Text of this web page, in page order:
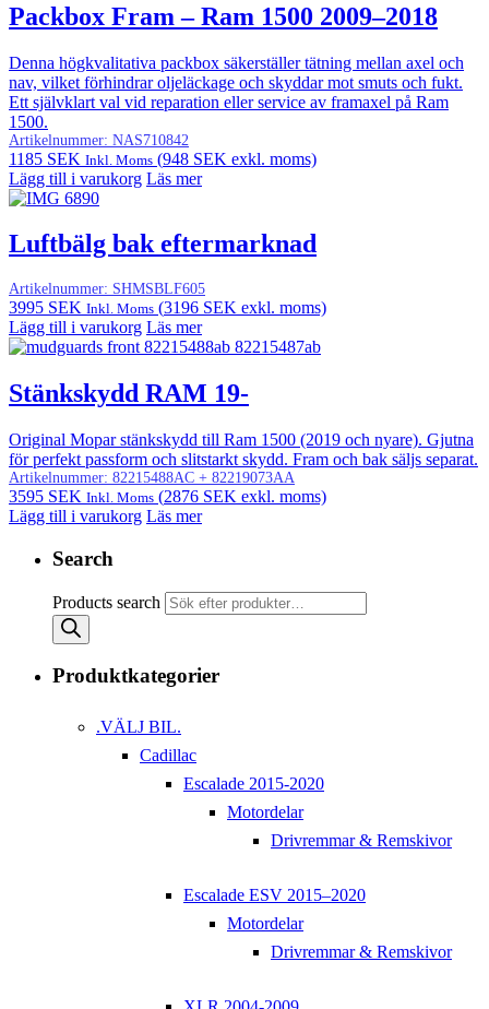
Packbox Fram – Ram 1500 2009–2018
Denna högkvalitativa packbox säkerställer tätning mellan axel och
nav, vilket förhindrar oljeläckage och skyddar mot smuts och fukt.
Ett självklart val vid reparation eller service av framaxel på Ram
1500.
Artikelnummer: NAS710842
1185 SEK Inkl. Moms (948 SEK exkl. moms)
Lägg till i varukorg Läs mer
Luftbälg bak eftermarknad
Artikelnummer: SHMSBLF605
3995 SEK Inkl. Moms (3196 SEK exkl. moms)
Lägg till i varukorg Läs mer
Stänkskydd RAM 19-
Original Mopar stänkskydd till Ram 1500 (2019 och nyare). Gjutna
för perfekt passform och slitstarkt skydd. Fram och bak säljs separat.
Artikelnummer: 82215488AC + 82219073AA
3595 SEK Inkl. Moms (2876 SEK exkl. moms)
Lägg till i varukorg Läs mer
Search
Products search
Produktkategorier
.VÄLJ BIL.
Cadillac
Escalade 2015-2020
Motordelar
Drivremmar & Remskivor
Escalade ESV 2015–2020
Motordelar
Drivremmar & Remskivor